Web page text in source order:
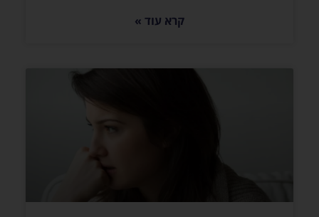
קרא עוד »